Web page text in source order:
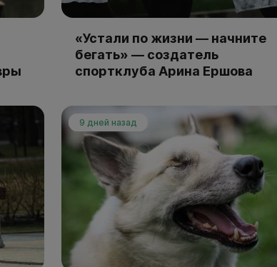
«Устали по жизни — начните
бегать» — создатель
спортклуба Арина Ершова
9 дней назад